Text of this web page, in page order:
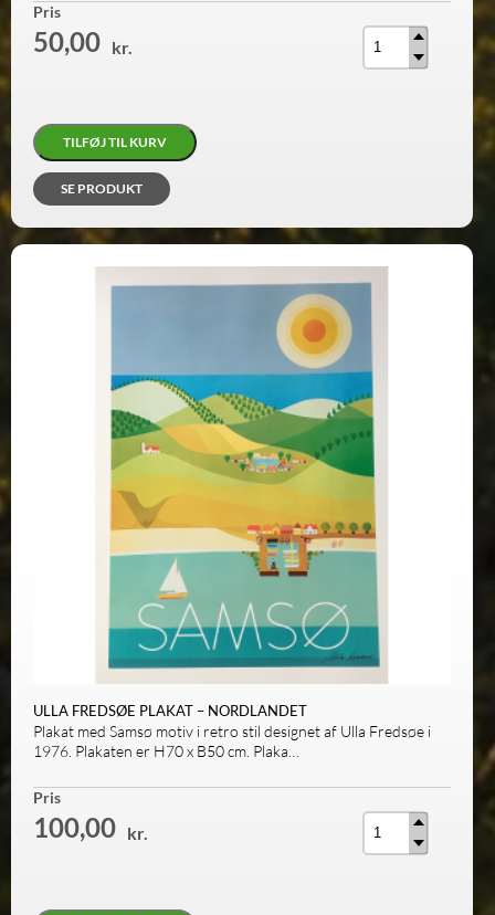
Pris
50,00 kr.
TILFØJ TIL KURV
SE PRODUKT
ULLA FREDSØE PLAKAT – NORDLANDET
Plakat med Samsø motiv i retro stil designet af Ulla Fredsøe i
1976. Plakaten er H70 x B50 cm. Plaka…
Pris
100,00 kr.